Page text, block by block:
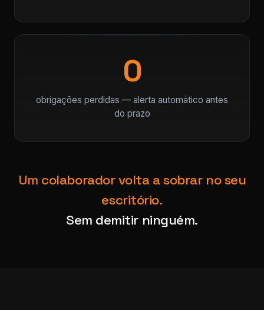
0
obrigações perdidas — alerta automático antes
do prazo
Um colaborador volta a sobrar no seu
escritório.
Sem demitir ninguém.